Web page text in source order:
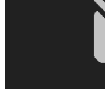
&#149; Área de
&#149;